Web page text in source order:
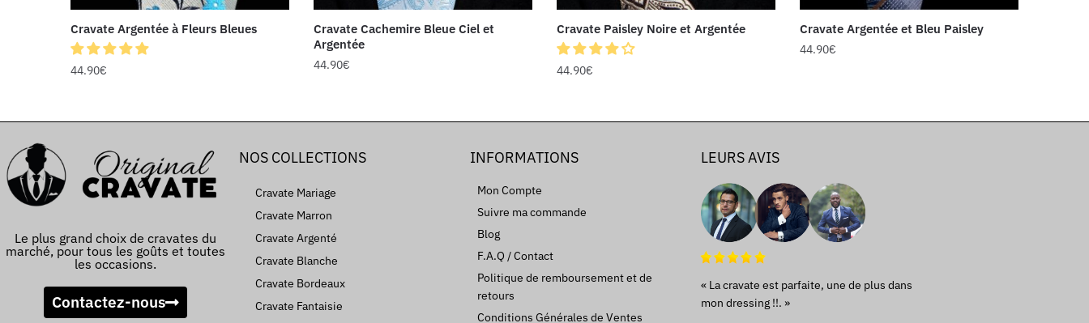
Cravate Argentée à Fleurs Bleues
44.90€
Cravate Cachemire Bleue Ciel et
Argentée
44.90€
Cravate Paisley Noire et Argentée
44.90€
Cravate Argentée et Bleu Paisley
44.90€
Le plus grand choix de cravates du
marché, pour tous les goûts et toutes
les occasions.
Contactez-nous
NOS COLLECTIONS
Cravate Mariage
Cravate Marron
Cravate Argenté
Cravate Blanche
Cravate Bordeaux
Cravate Fantaisie
INFORMATIONS
Mon Compte
Suivre ma commande
Blog
F.A.Q / Contact
Politique de remboursement et de
retours
Conditions Générales de Ventes
LEURS AVIS
« La cravate est parfaite, une de plus dans
mon dressing !!. »